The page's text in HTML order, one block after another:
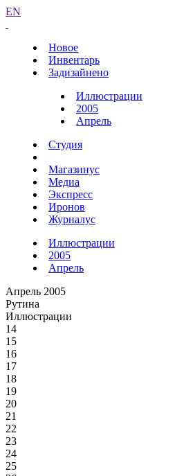
EN
Новое
Инвентарь
Задизайнено
Иллюстрации
2005
Апрель
Студия
Магазинус
Медиа
Экспресс
Иронов
Журналус
Иллюстрации
2005
Апрель
Апрель 2005
Рутина
Иллюстрации
14
15
16
17
18
19
20
21
22
23
24
25